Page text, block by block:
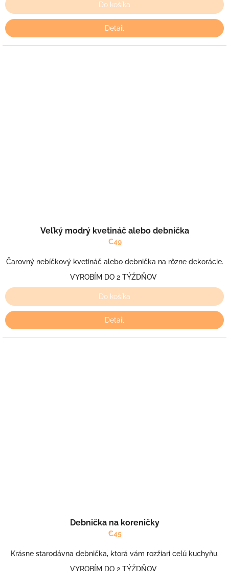
Do košíka
Detail
Veľký modrý kvetináč alebo debnička
€49
Čarovný nebíčkový kvetináč alebo debnička na rôzne dekorácie.
VYROBÍM DO 2 TÝŽDŇOV
Do košíka
Detail
Debnička na koreničky
€45
Krásne starodávna debnička, ktorá vám rozžiari celú kuchyňu.
VYROBÍM DO 2 TÝŽDŇOV